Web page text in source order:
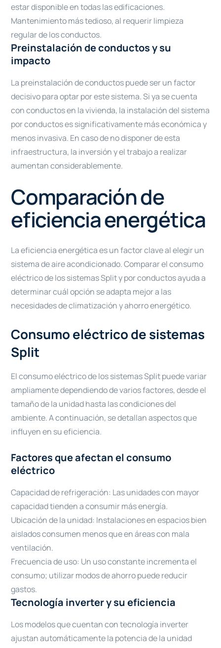
estar disponible en todas las edificaciones.
Mantenimiento más tedioso, al requerir limpieza
regular de los conductos.
Preinstalación de conductos y su
impacto
La preinstalación de conductos puede ser un factor
decisivo para optar por este sistema. Si ya se cuenta
con conductos en la vivienda, la instalación del sistema
por conductos es significativamente más económica y
menos invasiva. En caso de no disponer de esta
infraestructura, la inversión y el trabajo a realizar
aumentan considerablemente.
Comparación de
eficiencia energética
La eficiencia energética es un factor clave al elegir un
sistema de aire acondicionado. Comparar el consumo
eléctrico de los sistemas Split y por conductos ayuda a
determinar cuál opción se adapta mejor a las
necesidades de climatización y ahorro energético.
Consumo eléctrico de sistemas
Split
El consumo eléctrico de los sistemas Split puede variar
ampliamente dependiendo de varios factores, desde el
tamaño de la unidad hasta las condiciones del
ambiente. A continuación, se detallan aspectos que
influyen en su eficiencia.
Factores que afectan el consumo
eléctrico
Capacidad de refrigeración: Las unidades con mayor
capacidad tienden a consumir más energía.
Ubicación de la unidad: Instalaciones en espacios bien
aislados consumen menos que en áreas con mala
ventilación.
Frecuencia de uso: Un uso constante incrementa el
consumo; utilizar modos de ahorro puede reducir
gastos.
Tecnología inverter y su eficiencia
Los modelos que cuentan con tecnología inverter
ajustan automáticamente la potencia de la unidad